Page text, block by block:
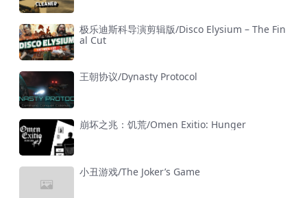
极乐迪斯科导演剪辑版/Disco Elysium – The Fin
al Cut
王朝协议/Dynasty Protocol
崩坏之兆：饥荒/Omen Exitio: Hunger
小丑游戏/The Joker’s Game